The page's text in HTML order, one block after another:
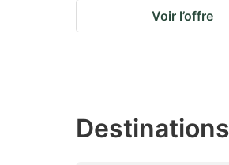
Voir l’offre